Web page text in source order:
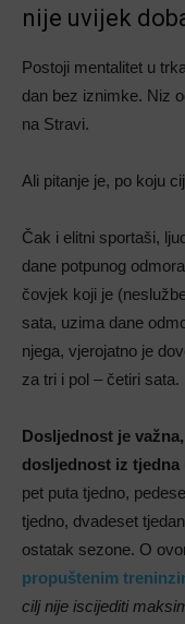
nije uvijek
Postoji mentalitet u
dan bez iznimke. Niz
na Stravi.
Ali pitanje je, po koju
Čak i elitni sportaši,
dane potpunog
čovjek koji je
sata, uzima dane
njega, vjerojatno je
za tri i pol – četiri sata.
Dosljednost je
dosljednost iz tjedna
pet puta tjedno,
tjedno, dvadeset
ostatak sezone. O
propuštenim
cilj nije iscijediti